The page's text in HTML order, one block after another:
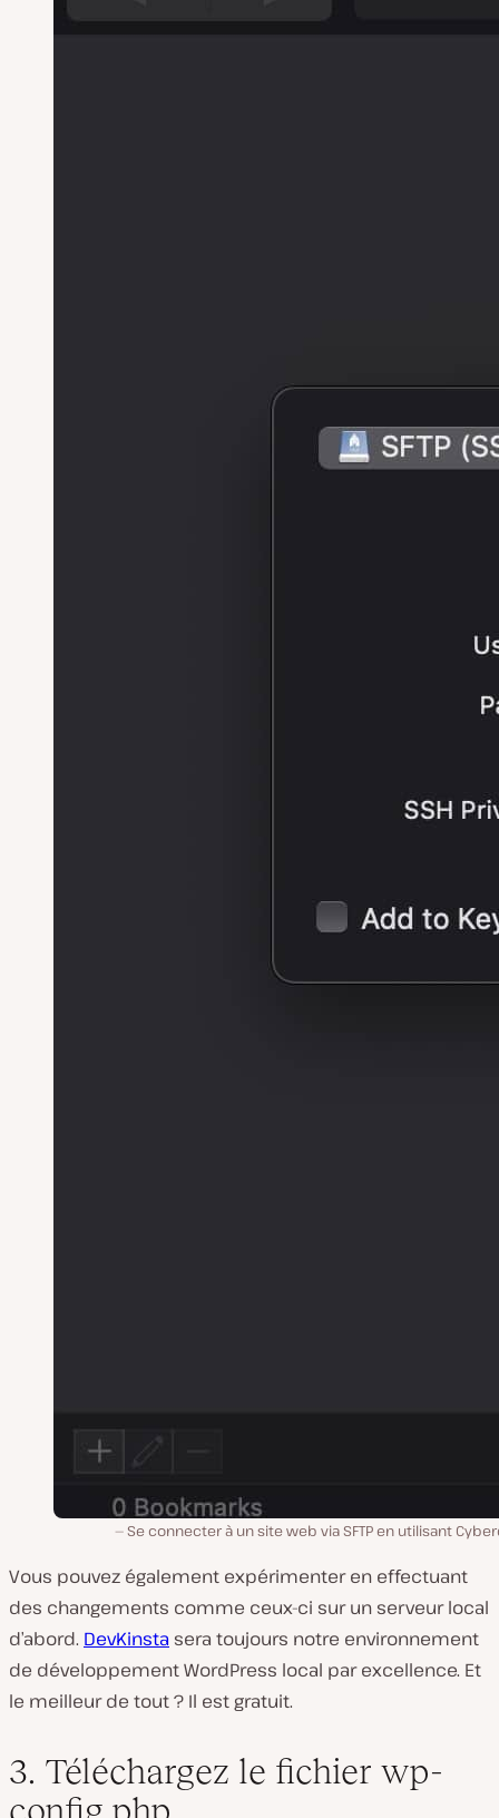
Se connecter à un site web via SFTP en utilisant
Vous pouvez également expérimenter en effectuant
des changements comme ceux-ci sur un serveur local
d’abord. DevKinsta sera toujours notre environnement
de développement WordPress local par excellence. Et
le meilleur de tout ? Il est gratuit.
3. Téléchargez le fichier wp-